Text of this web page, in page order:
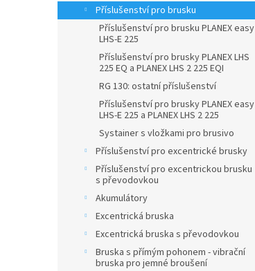
Příslušenství pro brusku
Příslušenství pro brusku PLANEX easy
LHS-E 225
Příslušenství pro brusky PLANEX LHS
225 EQ a PLANEX LHS 2 225 EQI
RG 130: ostatní příslušenství
Příslušenství pro brusky PLANEX easy
LHS-E 225 a PLANEX LHS 2 225
Systainer s vložkami pro brusivo
Příslušenství pro excentrické brusky
Příslušenství pro excentrickou brusku
s převodovkou
Akumulátory
Excentrická bruska
Excentrická bruska s převodovkou
Bruska s přímým pohonem - vibrační
bruska pro jemné broušení